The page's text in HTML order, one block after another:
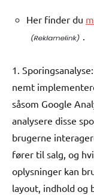
Her finder du
.
1.
nemt
såsom Google
analysere disse
brugerne
fører til salg, og
oplysninger kan
layout, indhold og